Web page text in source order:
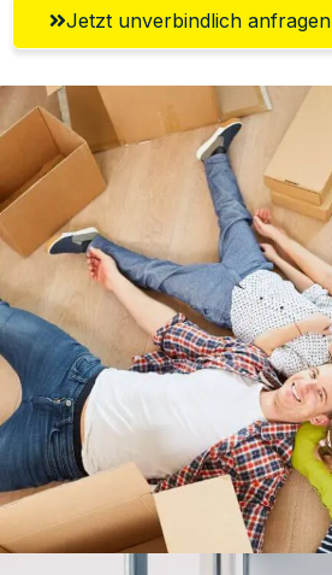
Jetzt unverbindlich anfragen